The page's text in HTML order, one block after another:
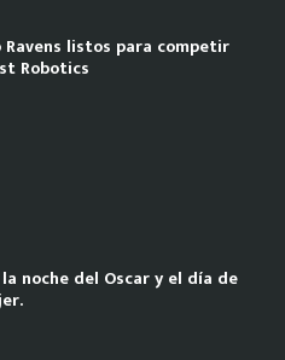
Ravens listos para competir
Robotics
noche del Oscar y el día de